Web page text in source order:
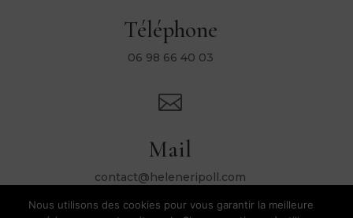
Téléphone
06 98 66 40 03

Mail
contact@heleneripoll.com
Nous utilisons des cookies pour vous garantir la meilleure